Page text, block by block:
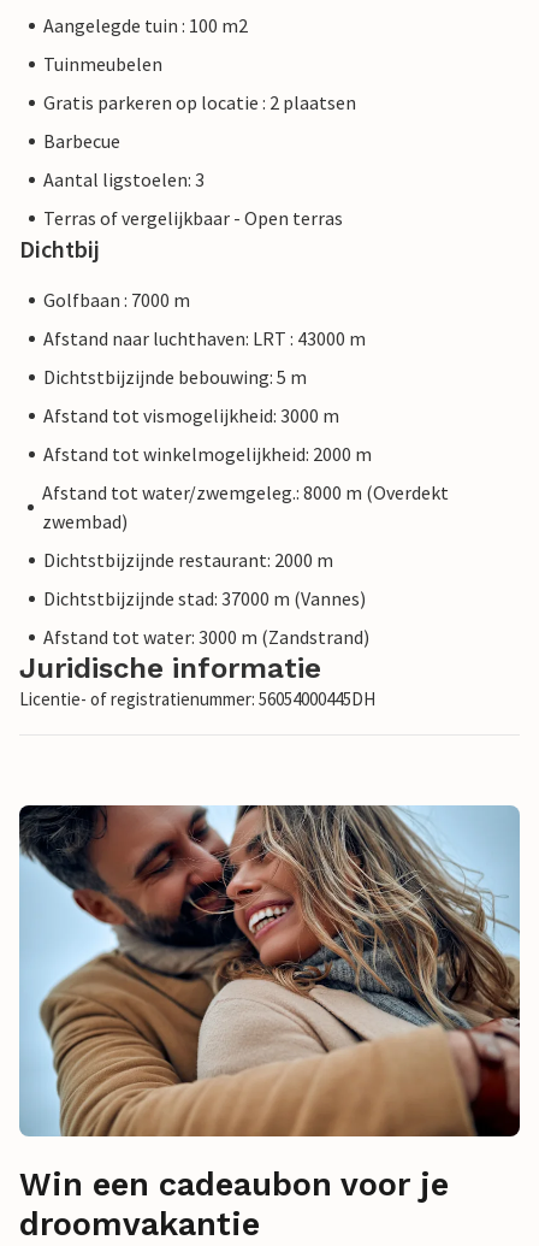
Aangelegde tuin : 100 m2
Tuinmeubelen
Gratis parkeren op locatie : 2 plaatsen
Barbecue
Aantal ligstoelen: 3
Terras of vergelijkbaar - Open terras
Dichtbij
Golfbaan : 7000 m
Afstand naar luchthaven: LRT : 43000 m
Dichtstbijzijnde bebouwing: 5 m
Afstand tot vismogelijkheid: 3000 m
Afstand tot winkelmogelijkheid: 2000 m
Afstand tot water/zwemgeleg.: 8000 m (Overdekt
zwembad)
Dichtstbijzijnde restaurant: 2000 m
Dichtstbijzijnde stad: 37000 m (Vannes)
Afstand tot water: 3000 m (Zandstrand)
Juridische informatie
Licentie- of registratienummer: 56054000445DH
Win een cadeaubon voor je
droomvakantie